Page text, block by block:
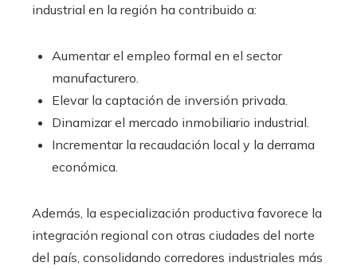
industrial en la región ha contribuido a:
Aumentar el empleo formal en el sector
manufacturero.
Elevar la captación de inversión privada.
Dinamizar el mercado inmobiliario industrial.
Incrementar la recaudación local y la derrama
económica.
Además, la especialización productiva favorece la
integración regional con otras ciudades del norte
del país, consolidando corredores industriales más